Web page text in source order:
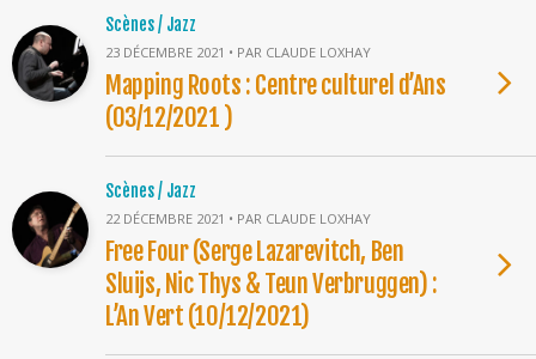
Scènes / Jazz
23 DÉCEMBRE 2021 • PAR CLAUDE LOXHAY
Mapping Roots : Centre culturel d’Ans
(03/12/2021 )
Scènes / Jazz
22 DÉCEMBRE 2021 • PAR CLAUDE LOXHAY
Free Four (Serge Lazarevitch, Ben
Sluijs, Nic Thys & Teun Verbruggen) :
L’An Vert (10/12/2021)